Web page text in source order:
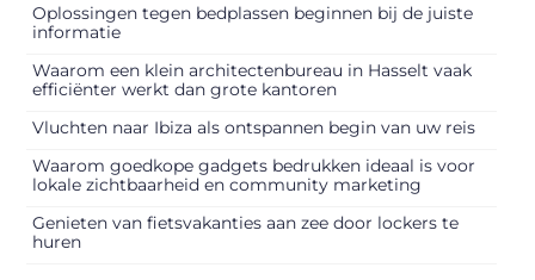
Oplossingen tegen bedplassen beginnen bij de juiste
informatie
Waarom een klein architectenbureau in Hasselt vaak
efficiënter werkt dan grote kantoren
Vluchten naar Ibiza als ontspannen begin van uw reis
Waarom goedkope gadgets bedrukken ideaal is voor
lokale zichtbaarheid en community marketing
Genieten van fietsvakanties aan zee door lockers te
huren